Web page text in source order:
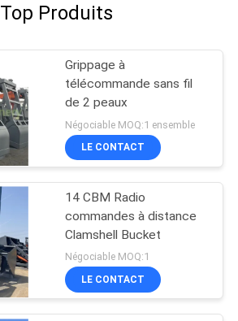
Top Produits
Grippage à
télécommande sans fil
de 2 peaux
Négociable MOQ:1 ensemble
LE CONTACT
14 CBM Radio
commandes à distance
Clamshell Bucket
Négociable MOQ:1
LE CONTACT